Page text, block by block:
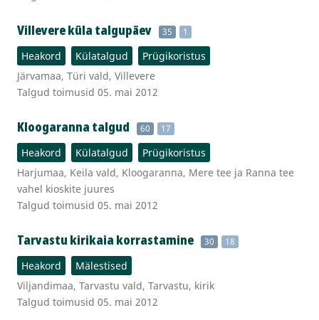
Villevere küla talgupäev 35 1
Heakord Külatalgud
Prügikoristus
Järvamaa, Türi vald, Villevere
Talgud toimusid 05. mai 2012
Kloogaranna talgud 60 17
Heakord Külatalgud
Prügikoristus
Harjumaa, Keila vald, Kloogaranna, Mere tee ja Ranna tee
vahel kioskite juures
Talgud toimusid 05. mai 2012
Tarvastu kirikaia korrastamine 30 18
Heakord
Mälestised
Viljandimaa, Tarvastu vald, Tarvastu, kirik
Talgud toimusid 05. mai 2012